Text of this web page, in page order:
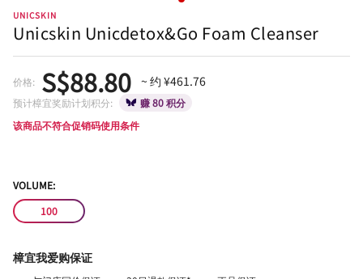
UNICSKIN
Unicskin Unicdetox&Go Foam Cleanser
价格: S$88.80 ~ 约 ¥461.76
预计樟宜奖励计划积分:
赚 80 积分
该商品不符合促销码使用条件
VOLUME:
100
樟宜我爱购保证